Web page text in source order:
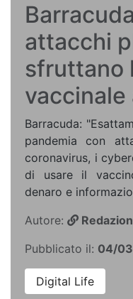
attacchi
sfruttano
vaccinale
Barracuda:
pandemia con
coronavirus, i
di usare il
denaro e
Autore:
Pubblicato il: 04/
Digital Life